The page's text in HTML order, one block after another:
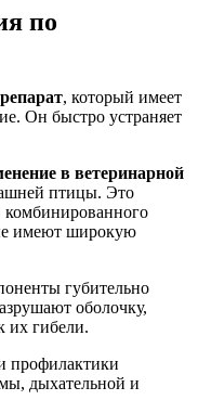
по
, который имеет
Он быстро устраняет
в ветеринарной
птицы. Это
комбинированного
имеют широкую
губительно
оболочку,
их гибели.
профилактики
дыхательной и